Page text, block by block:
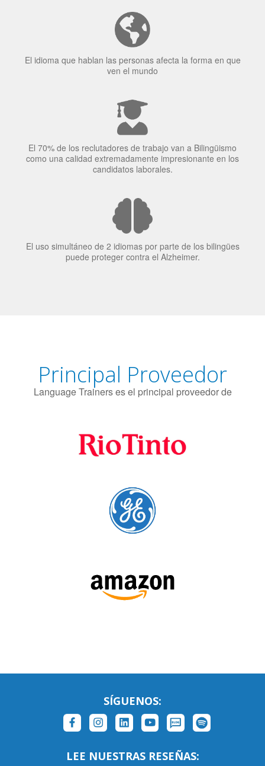
El idioma que hablan las personas afecta la forma en que
ven el mundo
El 70% de los reclutadores de trabajo van a Bilingüismo
como una calidad extremadamente impresionante en los
candidatos laborales.
El uso simultáneo de 2 idiomas por parte de los bilingües
puede proteger contra el Alzheimer.
Principal Proveedor
Language Trainers es el principal proveedor de
SÍGUENOS:
LEE NUESTRAS RESEÑAS: